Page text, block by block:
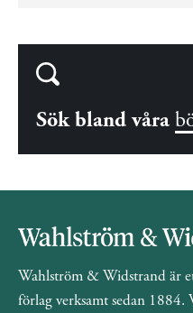
Sök bland våra
Wahlström & Widstrand är
förlag verksamt sedan